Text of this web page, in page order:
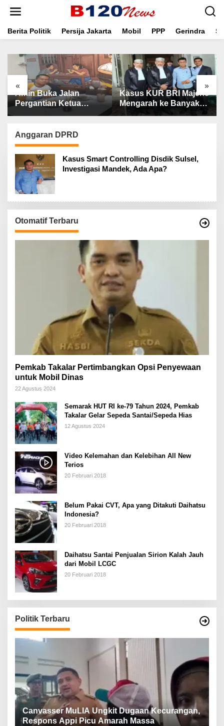
t
Berita Politik Persija Jakarta Mobil PPP Gerindra
« »
Amin Buka Jalan
Pergantian Ketua
SMANSA 98: Siapa
Kasus KUR BRI Majene
Mengarah ke Banyak
Pihak, Kerugian
Anggaran DPRD
Kasus Smart Controlling Disdik Sulsel,
Investigasi Mandek, Ada Apa?
Otomatif Terbaru
Pemkab Takalar Pertimbangkan Opsi Penyewaan
untuk Mobil Dinas
22 Agustus 2024
Semarak HUT RI ke-79 Tahun 2024, Pemkab
Takalar Gelar Sepeda Santai/Sepeda Hias
12 Agustus 2024
Video Kelemahan dan Kelebihan All New
Terios
20 Februari 2018
Belum Pakai CVT, Apa yang Ditakuti Daihatsu
Indonesia?
20 Februari 2018
Daihatsu Santai Penjualan Sirion Kalah Jauh
dari Mobil LCGC
20 Februari 2018
Politik Terbaru
Canvasser MuLIA Ungkit Dugaan Kecurangan,
Respons Appi Picu Amarah Massa